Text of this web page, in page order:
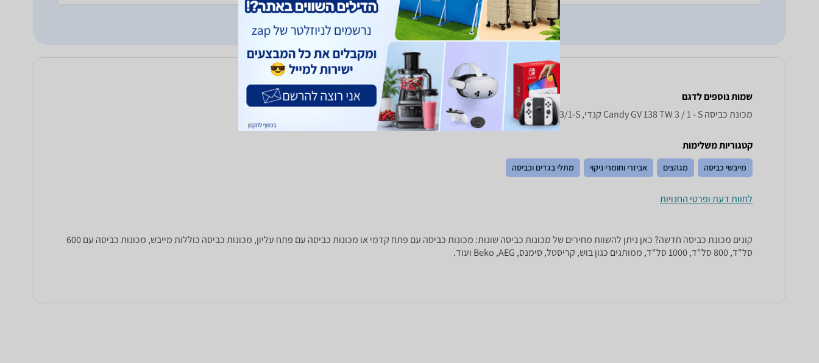
שמות נוספים לדגם
מכונת כביסה Candy GV 138 TW 3 / 1 - S קנדי, GV138TW3/1-S קנדי , קנדי GV138TW3/1-S
קטגוריות משלימות
מייבשי כביסה מגהצים אביזרי וחומרי ניקוי מתלי בגדים וכביסה
לחוות דעת ופרטי החנויות
קונים מכונת כביסה חדשה? כאן ניתן להשוות מחירים של מכונות כביסה שונות: מכונות כביסה עם פתח קדמי או מכונות כביסה עם פתח עליון, מכונות כביסה כוללות מייבש, מכונות כביסה עם 600
סל"ד, 800 סל"ד, 1000 סל"ד, ממותגים כגון בוש, קריסטל, סימנס, Beko ,AEG ועוד.